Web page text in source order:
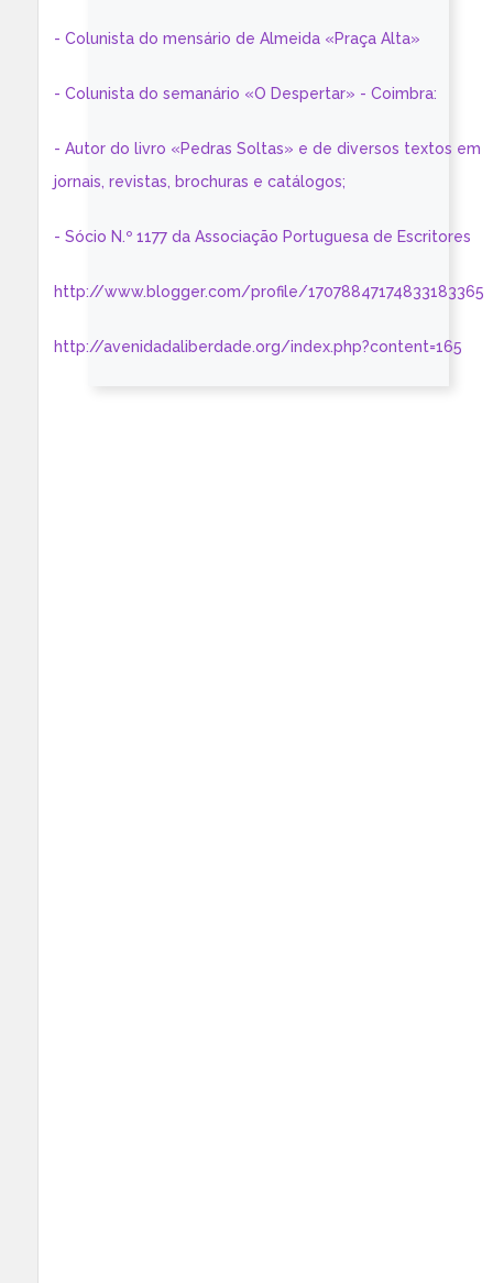
- Colunista do mensário de Almeida «Praça Alta»
- Colunista do semanário «O Despertar» - Coimbra:
- Autor do livro «Pedras Soltas» e de diversos textos em
jornais, revistas, brochuras e catálogos;
- Sócio N.º 1177 da Associação Portuguesa de Escritores
http://www.blogger.com/profile/17078847174833183365
http://avenidadaliberdade.org/index.php?content=165